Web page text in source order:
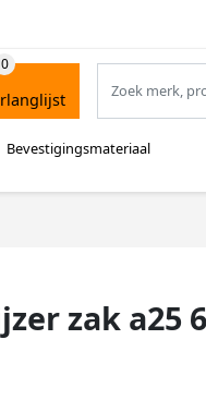
Bevestigingsmateriaal
zak a25